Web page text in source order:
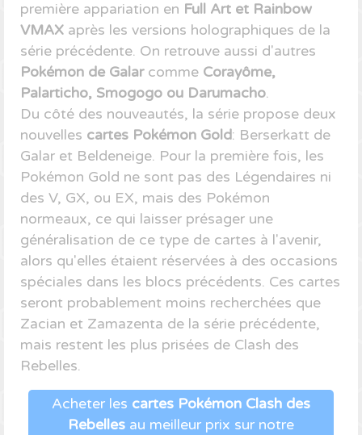
première appariation en Full Art et Rainbow
VMAX après les versions holographiques de la
série précédente. On retrouve aussi d'autres
Pokémon de Galarcomme Corayôme,
Palarticho, Smogogo ou Darumacho.
Du côté des nouveautés, la série propose deux
nouvelles cartes Pokémon Gold: Berserkatt de
Galar et Beldeneige. Pour la première fois, les
Pokémon Gold ne sont pas des Légendaires ni
des V, GX, ou EX, mais des Pokémon
normeaux, ce qui laisser présager une
généralisation de ce type de cartes à l'avenir,
alors qu'elles étaient réservées à des occasions
spéciales dans les blocs précédents. Ces cartes
seront probablement moins recherchées que
Zacian et Zamazenta de la série précédente,
mais restent les plus prisées de Clash des
Rebelles.
Acheter les cartes Pokémon Clash des
Rebelles au meilleur prix sur notre